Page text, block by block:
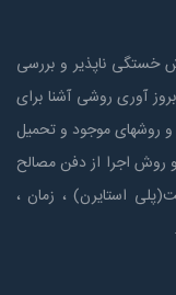
خستگی ناپذير و بررسی
آوری روشی آشنا برای
و روشهای موجود و تحمیل
روش اجرا از دفن مصالح
استايرن) ، زمان ،